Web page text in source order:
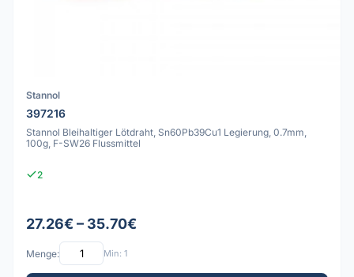
Stannol
397216
Stannol Bleihaltiger Lötdraht, Sn60Pb39Cu1 Legierung, 0.7mm,
100g, F-SW26 Flussmittel
2
27.26€ – 35.70€
Menge: Min: 1